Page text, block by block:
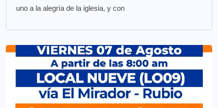
uno a la alegría de la iglesia, y con